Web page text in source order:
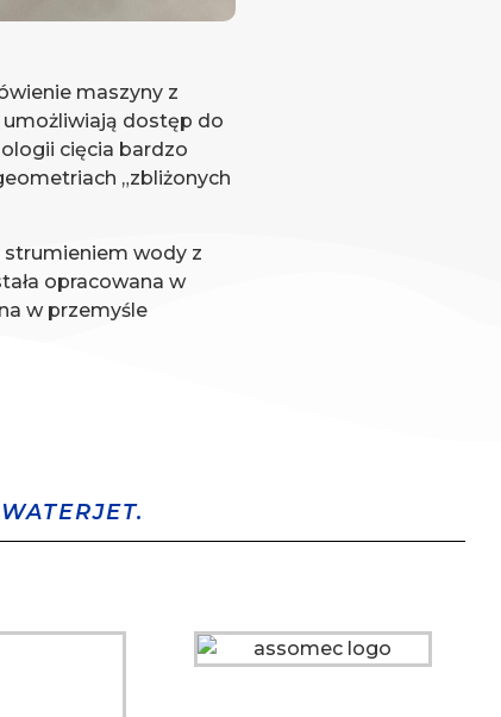
maszyny z
dostęp do
cięcia bardzo
„zbliżonych
wody z
opracowana w
w przemyśle